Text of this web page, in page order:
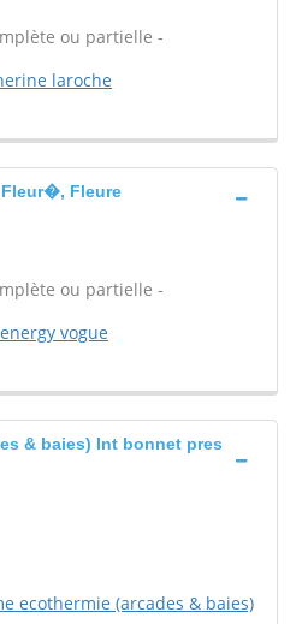
ou partielle -
laroche
Fleur�, Fleure
ou partielle -
vogue
& baies) Int bonnet pres
ecothermie (arcades & baies)